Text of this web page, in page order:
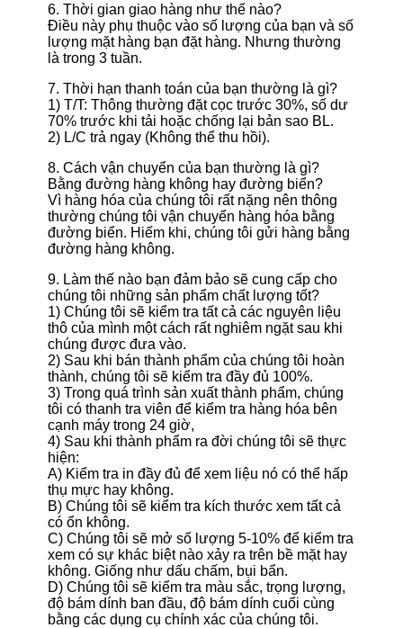
6. Thời gian giao hàng như thế nào?
Điều này phụ thuộc vào số lượng của bạn và số
lượng mặt hàng bạn đặt hàng. Nhưng thường
là trong 3 tuần.
7. Thời hạn thanh toán của bạn thường là gì?
1) T/T: Thông thường đặt cọc trước 30%, số dư
70% trước khi tải hoặc chống lại bản sao BL.
2) L/C trả ngay (Không thể thu hồi).
8. Cách vận chuyển của bạn thường là gì?
Bằng đường hàng không hay đường biển?
Vì hàng hóa của chúng tôi rất nặng nên thông
thường chúng tôi vận chuyển hàng hóa bằng
đường biển. Hiếm khi, chúng tôi gửi hàng bằng
đường hàng không.
9. Làm thế nào bạn đảm bảo sẽ cung cấp cho
chúng tôi những sản phẩm chất lượng tốt?
1) Chúng tôi sẽ kiểm tra tất cả các nguyên liệu
thô của mình một cách rất nghiêm ngặt sau khi
chúng được đưa vào.
2) Sau khi bán thành phẩm của chúng tôi hoàn
thành, chúng tôi sẽ kiểm tra đầy đủ 100%.
3) Trong quá trình sản xuất thành phẩm, chúng
tôi có thanh tra viên để kiểm tra hàng hóa bên
cạnh máy trong 24 giờ,
4) Sau khi thành phẩm ra đời chúng tôi sẽ thực
hiện:
A) Kiểm tra in đầy đủ để xem liệu nó có thể hấp
thụ mực hay không.
B) Chúng tôi sẽ kiểm tra kích thước xem tất cả
có ổn không.
C) Chúng tôi sẽ mở số lượng 5-10% để kiểm tra
xem có sự khác biệt nào xảy ra trên bề mặt hay
không. Giống như dấu chấm, bụi bẩn.
D) Chúng tôi sẽ kiểm tra màu sắc, trọng lượng,
độ bám dính ban đầu, độ bám dính cuối cùng
bằng các dụng cụ chính xác của chúng tôi.